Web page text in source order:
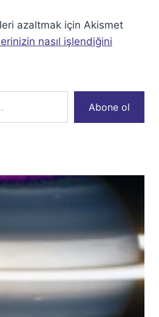
azaltmak için Akismet
nasıl işlendiğini
Abone ol